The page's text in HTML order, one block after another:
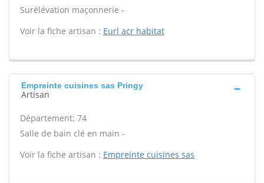
Surélévation maçonnerie -
Voir la fiche artisan : Eurl acr habitat
Empreinte cuisines sas Pringy
Artisan
Département: 74
Salle de bain clé en main -
Voir la fiche artisan : Empreinte cuisines sas